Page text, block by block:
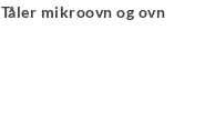
Tåler mikroovn og ovn